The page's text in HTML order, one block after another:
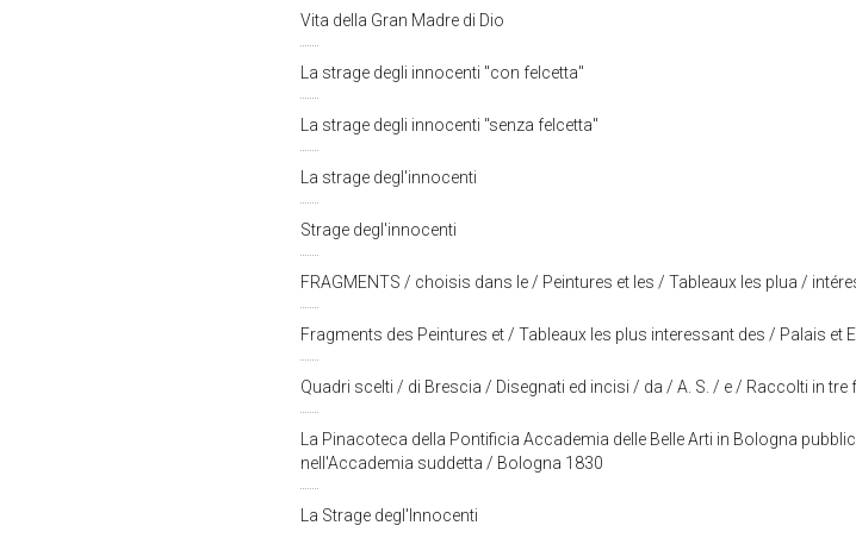
Vita della Gran Madre di Dio
La strage degli innocenti "con felcetta"
La strage degli innocenti "senza felcetta"
La strage degl'innocenti
Strage degl'innocenti
FRAGMENTS / choisis dans le / Peintures et les / Tableaux les plua /
Fragments des Peintures et / Tableaux les plus interessant des / Palais et
Quadri scelti / di Brescia / Disegnati ed incisi / da / A. S. / e / Raccolti in tre
La Pinacoteca della Pontificia Accademia delle Belle Arti in Bologna
nell'Accademia suddetta / Bologna 1830
La Strage degl'Innocenti